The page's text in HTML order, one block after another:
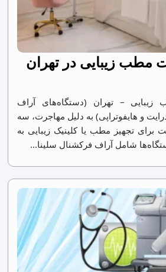
مطب زیبایی در تهران
– تهران (دستگاه‌های آر‌اف
و هایفوتراپی) به دلیل مهاجرت، سه
برای تجهیز مطب یا کلینیک زیبایی به
شامل آر‌اف فرکشنال سلینا...